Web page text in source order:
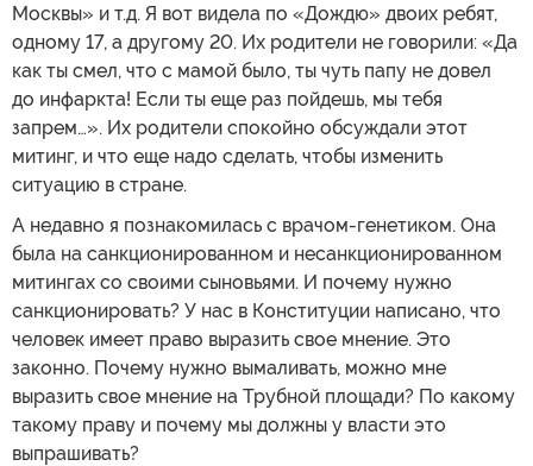
Москвы» и т.д. Я вот видела по «Дождю» двоих ребят,
одному 17, а другому 20. Их родители не говорили: «Да
как ты смел, что с мамой было, ты чуть папу не довел
до инфаркта! Если ты еще раз пойдешь, мы тебя
запрем…». Их родители спокойно обсуждали этот
митинг, и что еще надо сделать, чтобы изменить
ситуацию в стране.
А недавно я познакомилась с врачом-генетиком. Она
была на санкционированном и несанкционированном
митингах со своими сыновьями. И почему нужно
санкционировать? У нас в Конституции написано, что
человек имеет право выразить свое мнение. Это
законно. Почему нужно вымаливать, можно мне
выразить свое мнение на Трубной площади? По какому
такому праву и почему мы должны у власти это
выпрашивать?